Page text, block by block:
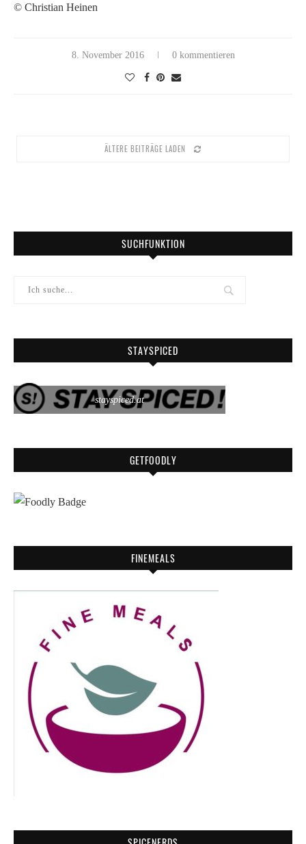
© Christian Heinen
8. November 2016 0 kommentieren
ÄLTERE BEITRÄGE LADEN
SUCHFUNKTION
STAYSPICED
stayspiced.at
GETFOODLY
FINEMEALS